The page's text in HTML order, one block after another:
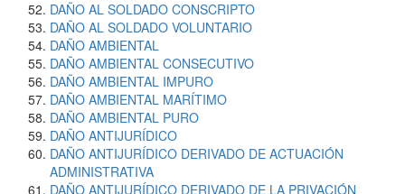
DAÑO AL SOLDADO CONSCRIPTO
DAÑO AL SOLDADO VOLUNTARIO
DAÑO AMBIENTAL
DAÑO AMBIENTAL CONSECUTIVO
DAÑO AMBIENTAL IMPURO
DAÑO AMBIENTAL MARÍTIMO
DAÑO AMBIENTAL PURO
DAÑO ANTIJURÍDICO
DAÑO ANTIJURÍDICO DERIVADO DE ACTUACIÓN
ADMINISTRATIVA
DAÑO ANTIJURÍDICO DERIVADO DE LA PRIVACIÓN